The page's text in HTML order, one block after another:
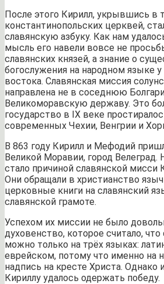
После этого Кирилл, укрывшись в
константинопольских церквей,
славянскую азбуку. Как нам
мысль его навели вовсе не
славянских князей, а знание о
богослужения на народном языке
востока. Славянская миссия
направлена не в соседнюю
Великоморавскую державу. Это
государство в IX веке
современных Чехии, Венгрии и
В 863 году Кирилл и Мефодий
Великой Моравии, город Велеград.
стало причиной славянской мисси
Они обращали в христианство
церковные книги на славянский
славянской грамоте.
Успехом их миссии не было
духовенство, которое считало,
можно только на трёх языках:
еврейском, потому что именно на
надпись на кресте Христа. Однако
Кириллу удалось одержать победу.